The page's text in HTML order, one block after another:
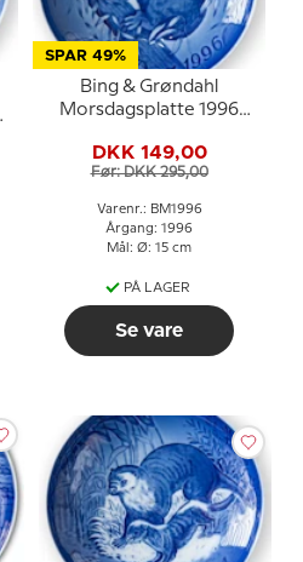
SPAR 49%
Bing & Grøndahl
Morsdagsplatte 1996
DKK 149,00
Før: DKK 295,00
Varenr.: BM1996
Årgang: 1996
Mål: Ø: 15 cm
PÅ LAGER
Se vare